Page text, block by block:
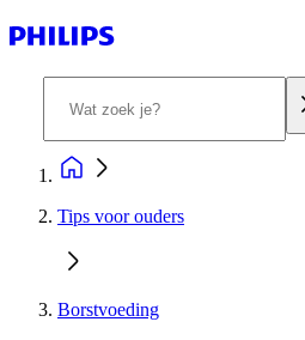
Tips voor ouders
Borstvoeding